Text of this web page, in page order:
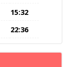
15:32
22:36